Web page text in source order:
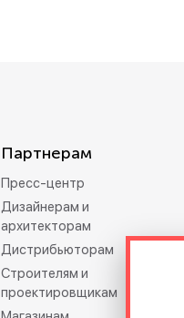
Партнерам
Пресс-центр
Дизайнерам и
архитекторам
Дистрибьюторам
Строителям и
проектировщикам